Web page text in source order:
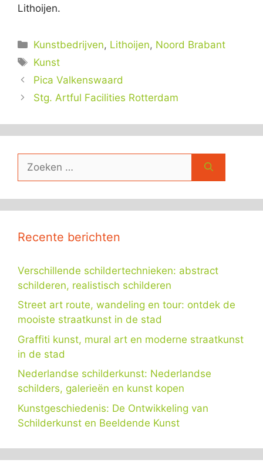
Lithoijen.
Categorieën
Kunstbedrijven, Lithoijen, Noord Brabant
Tags
Kunst
Pica Valkenswaard
Stg. Artful Facilities Rotterdam
naar:
Recente berichten
Verschillende schildertechnieken: abstract
schilderen, realistisch schilderen
Street art route, wandeling en tour: ontdek de
mooiste straatkunst in de stad
Graffiti kunst, mural art en moderne straatkunst
in de stad
Nederlandse schilderkunst: Nederlandse
schilders, galerieën en kunst kopen
Kunstgeschiedenis: De Ontwikkeling van
Schilderkunst en Beeldende Kunst